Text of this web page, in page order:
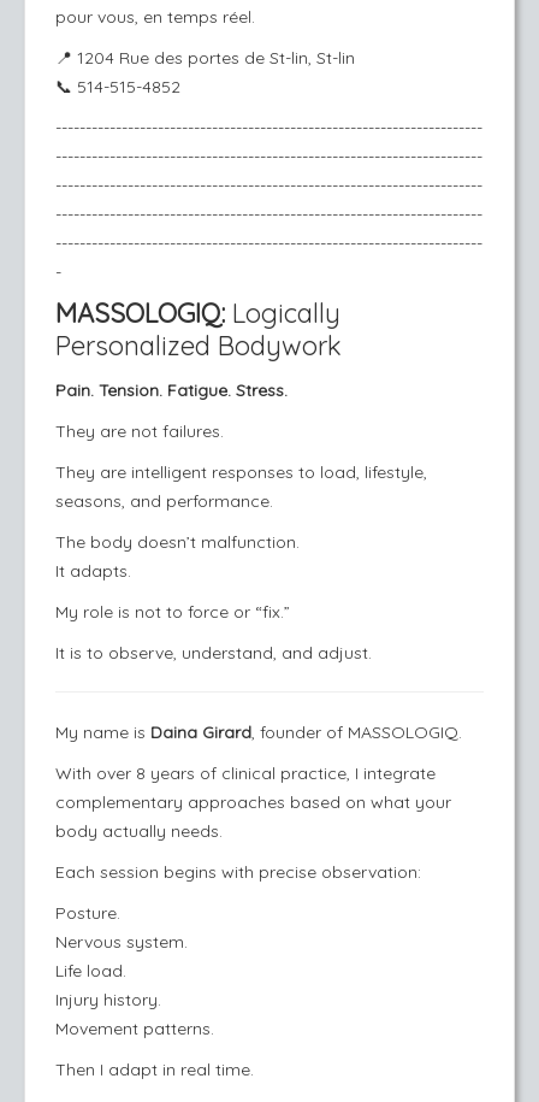
pour vous, en temps réel.
📍 1204 Rue des portes de St-lin, St-lin
📞 514-515-4852
-----------------------------------------------------------------------
-----------------------------------------------------------------------
-----------------------------------------------------------------------
-----------------------------------------------------------------------
-----------------------------------------------------------------------
-
MASSOLOGIQ: Logically
Personalized Bodywork
Pain. Tension. Fatigue. Stress.
They are not failures.
They are intelligent responses to load, lifestyle,
seasons, and performance.
The body doesn’t malfunction.
It adapts.
My role is not to force or “fix.”
It is to observe, understand, and adjust.
My name is Daina Girard, founder of MASSOLOGIQ.
With over 8 years of clinical practice, I integrate
complementary approaches based on what your
body actually needs.
Each session begins with precise observation:
Posture.
Nervous system.
Life load.
Injury history.
Movement patterns.
Then I adapt in real time.